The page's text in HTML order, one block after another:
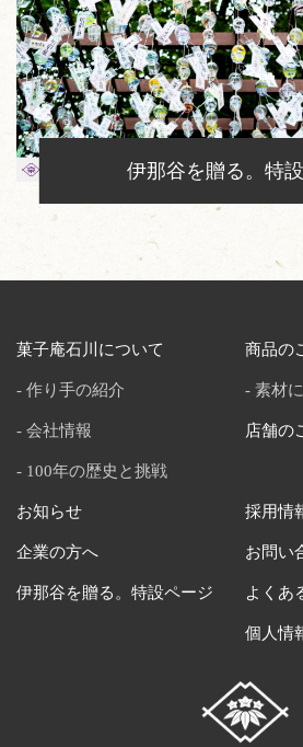
伊那谷を贈る。特
菓子庵石川について
作り手の紹介
会社情報
100年の歴史と挑戦
商品の
素材
店舗の
お知らせ
企業の方へ
伊那谷を贈る。特設ページ
採用情
お問い
よくあ
個人情